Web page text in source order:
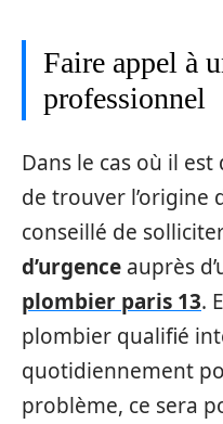
Faire appel à
professionnel
Dans le cas où il
de trouver l’origine
conseillé de
d’urgence auprès
plombier paris 13.
plombier qualifié
quotidiennement
problème, ce sera